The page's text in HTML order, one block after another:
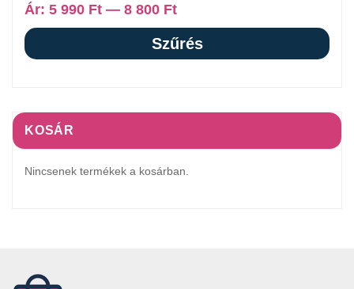
Szűrés
Ár: 5 990 Ft — 8 800 Ft
KOSÁR
Nincsenek termékek a kosárban.